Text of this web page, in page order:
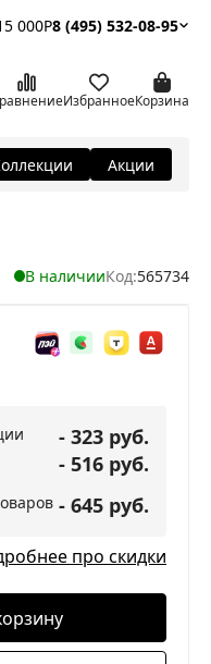
000Р8 (495) 532-08-95
ИзбранноеКорзина
Акции
В наличииКод:565734
- 323 руб.
- 516 руб.
- 645 руб.
про скидки